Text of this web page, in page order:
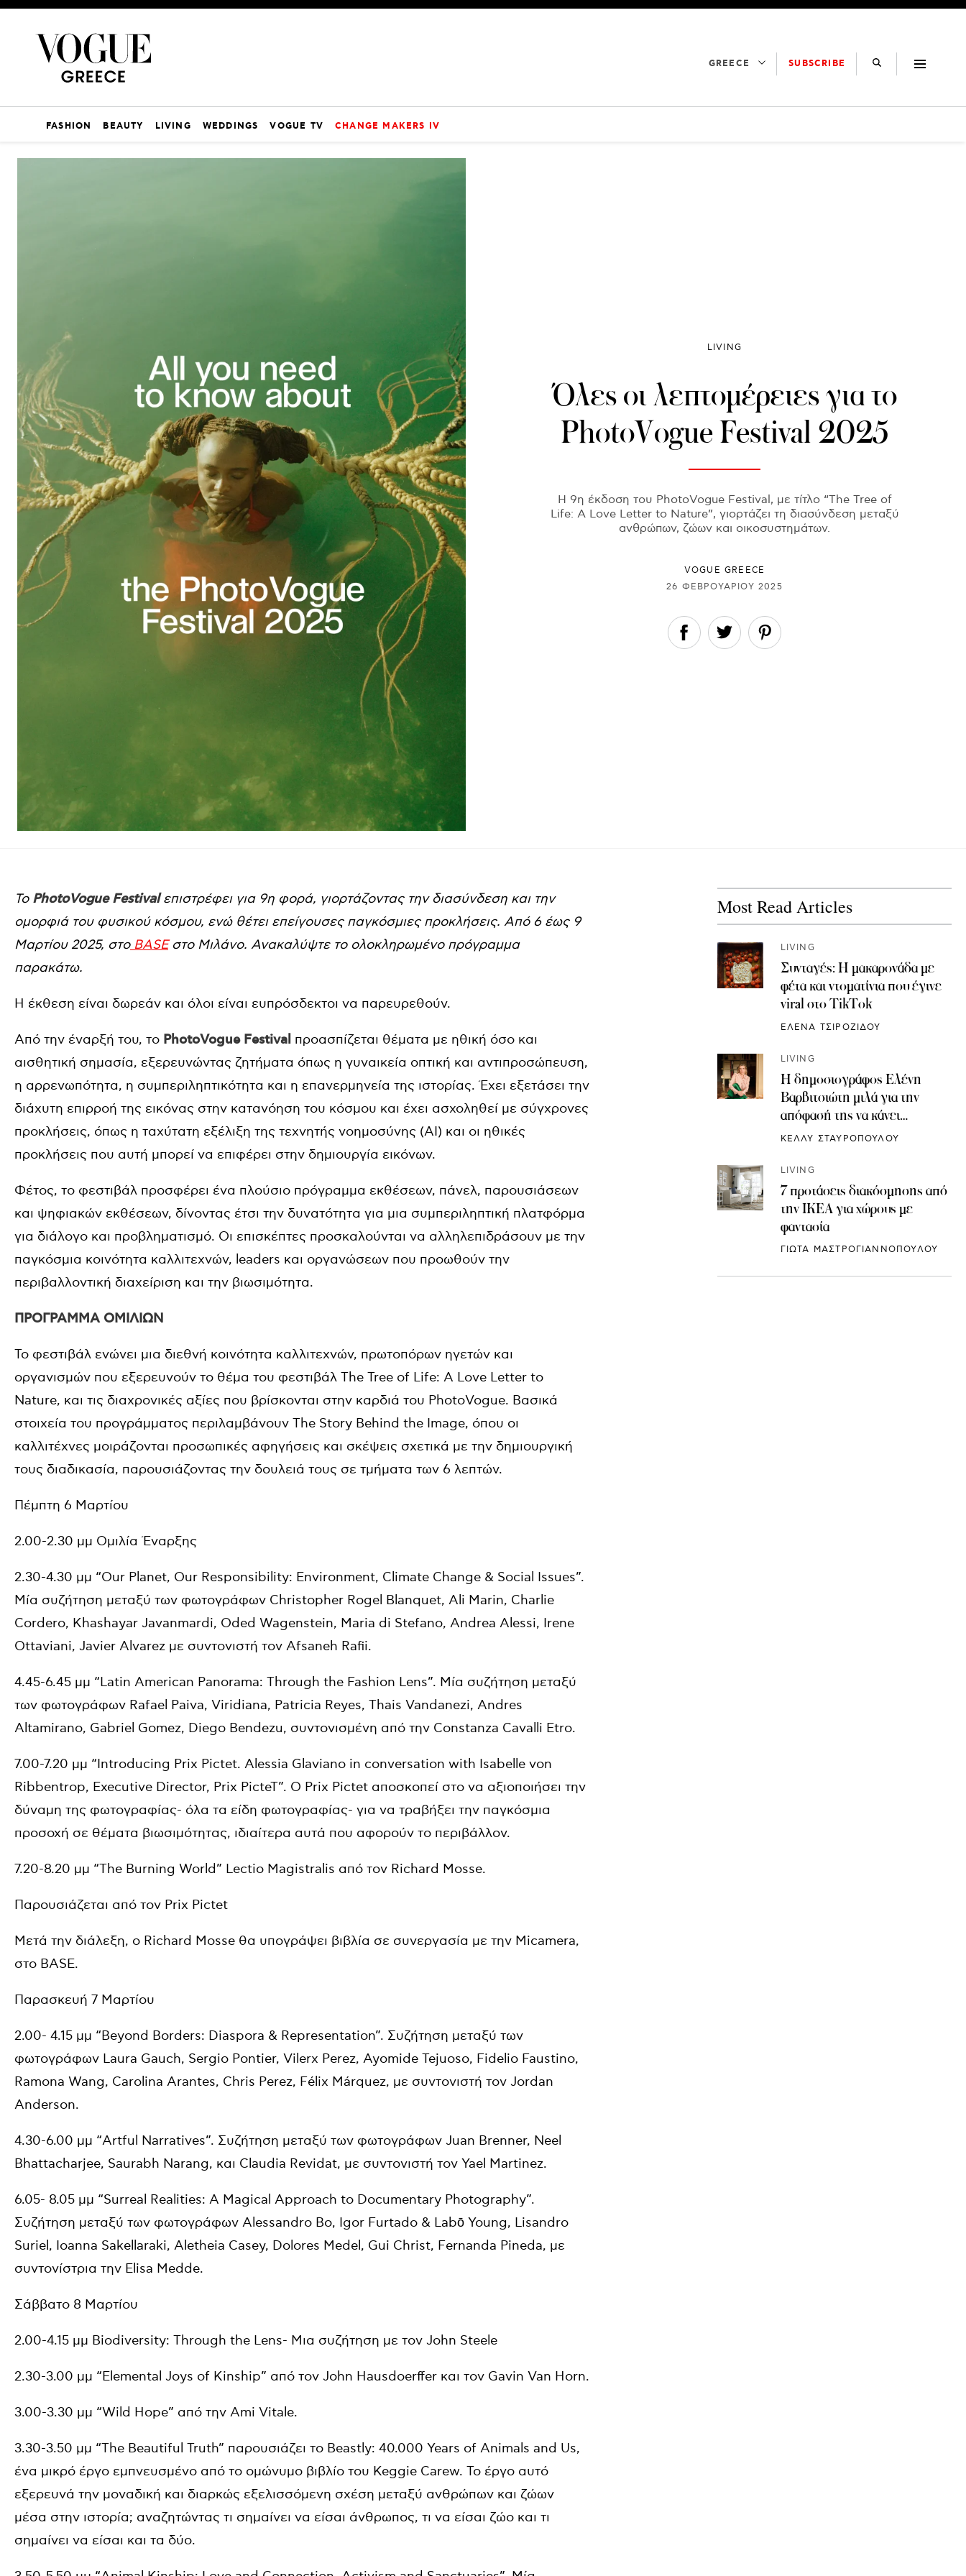
GREECE SUBSCRIBE
FASHION BEAUTY LIVING WEDDINGS VOGUE TV CHANGE MAKERS IV
LIVING
Όλες οι λεπτομέρειες για το
PhotoVogue Festival 2025
Η 9η έκδοση του PhotoVogue Festival, με τίτλο “The Tree of
Life: A Love Letter to Nature”, γιορτάζει τη διασύνδεση μεταξύ
ανθρώπων, ζώων και οικοσυστημάτων.
VOGUE GREECE
26 ΦΕΒΡΟΥΑΡΊΟΥ 2025
Το PhotoVogue Festivalεπιστρέφει για 9η φορά, γιορτάζοντας την διασύνδεση και την
ομορφιά του φυσικού κόσμου, ενώ θέτει επείγουσες παγκόσμιες προκλήσεις. Από 6 έως 9
Μαρτίου 2025, στοBASEστο Μιλάνο. Ανακαλύψτε το ολοκληρωμένο πρόγραμμα
παρακάτω.
H έκθεση είναι δωρεάν και όλοι είναι ευπρόσδεκτοι να παρευρεθούν.
Από την έναρξή του, το PhotoVogue Festival προασπίζεται θέματα με ηθική όσο και
αισθητική σημασία, εξερευνώντας ζητήματα όπως η γυναικεία οπτική και αντιπροσώπευση,
η αρρενωπότητα, η συμπεριληπτικότητα και η επανερμηνεία της ιστορίας. Έχει εξετάσει την
διάχυτη επιρροή της εικόνας στην κατανόηση του κόσμου και έχει ασχοληθεί με σύγχρονες
προκλήσεις, όπως η ταχύτατη εξέλιξη της τεχνητής νοημοσύνης (AI) και οι ηθικές
προκλήσεις που αυτή μπορεί να επιφέρει στην δημιουργία εικόνων.
Φέτος, το φεστιβάλ προσφέρει ένα πλούσιο πρόγραμμα εκθέσεων, πάνελ, παρουσιάσεων
και ψηφιακών εκθέσεων, δίνοντας έτσι την δυνατότητα για μια συμπεριληπτική πλατφόρμα
για διάλογο και προβληματισμό. Οι επισκέπτες προσκαλούνται να αλληλεπιδράσουν με την
παγκόσμια κοινότητα καλλιτεχνών, leaders και οργανώσεων που προωθούν την
περιβαλλοντική διαχείριση και την βιωσιμότητα.
ΠΡΟΓΡΑΜΜΑ ΟΜΙΛΙΩΝ
Το φεστιβάλ ενώνει μια διεθνή κοινότητα καλλιτεχνών, πρωτοπόρων ηγετών και
οργανισμών που εξερευνούν το θέμα του φεστιβάλ The Tree of Life: A Love Letter to
Nature, και τις διαχρονικές αξίες που βρίσκονται στην καρδιά του PhotoVogue. Βασικά
στοιχεία του προγράμματος περιλαμβάνουν The Story Behind the Image, όπου οι
καλλιτέχνες μοιράζονται προσωπικές αφηγήσεις και σκέψεις σχετικά με την δημιουργική
τους διαδικασία, παρουσιάζοντας την δουλειά τους σε τμήματα των 6 λεπτών.
Πέμπτη 6 Μαρτίου
2.00-2.30 μμ Ομιλία Έναρξης
2.30-4.30 μμ “Our Planet, Our Responsibility: Environment, Climate Change & Social Issues”.
Μία συζήτηση μεταξύ των φωτογράφων Christopher Rogel Blanquet, Ali Marin, Charlie
Cordero, Khashayar Javanmardi, Oded Wagenstein, Maria di Stefano, Andrea Alessi, Irene
Ottaviani, Javier Alvarez με συντονιστή τον Afsaneh Rafii.
4.45-6.45 μμ “Latin American Panorama: Through the Fashion Lens”. Μία συζήτηση μεταξύ
των φωτογράφων Rafael Paiva, Viridiana, Patricia Reyes, Thais Vandanezi, Andres
Altamirano, Gabriel Gomez, Diego Bendezu, συντονισμένη από την Constanza Cavalli Etro.
7.00-7.20 μμ “Introducing Prix Pictet. Alessia Glaviano in conversation with Isabelle von
Ribbentrop, Executive Director, Prix PicteT”. Ο Prix Pictet αποσκοπεί στο να αξιοποιήσει την
δύναμη της φωτογραφίας- όλα τα είδη φωτογραφίας- για να τραβήξει την παγκόσμια
προσοχή σε θέματα βιωσιμότητας, ιδιαίτερα αυτά που αφορούν το περιβάλλον.
7.20-8.20 μμ “The Burning World” Lectio Magistralis από τον Richard Mosse.
Παρουσιάζεται από τον Prix Pictet
Μετά την διάλεξη, ο Richard Mosse θα υπογράψει βιβλία σε συνεργασία με την Micamera,
στο BASE.
Παρασκευή 7 Μαρτίου
2.00- 4.15 μμ “Beyond Borders: Diaspora & Representation”. Συζήτηση μεταξύ των
φωτογράφων Laura Gauch, Sergio Pontier, Vilerx Perez, Ayomide Tejuoso, Fidelio Faustino,
Ramona Wang, Carolina Arantes, Chris Perez, Félix Márquez, με συντονιστή τον Jordan
Anderson.
4.30-6.00 μμ “Artful Narratives”. Συζήτηση μεταξύ των φωτογράφων Juan Brenner, Neel
Bhattacharjee, Saurabh Narang, και Claudia Revidat, με συντονιστή τον Yael Martinez.
6.05- 8.05 μμ “Surreal Realities: A Magical Approach to Documentary Photography”.
Συζήτηση μεταξύ των φωτογράφων Alessandro Bo, Igor Furtado & Labō Young, Lisandro
Suriel, Ioanna Sakellaraki, Aletheia Casey, Dolores Medel, Gui Christ, Fernanda Pineda, με
συντονίστρια την Elisa Medde.
Σάββατο 8 Μαρτίου
2.00-4.15 μμ Biodiversity: Through the Lens- Μια συζήτηση με τον John Steele
2.30-3.00 μμ “Elemental Joys of Kinship” από τον John Hausdoerffer και τον Gavin Van Horn.
3.00-3.30 μμ “Wild Hope” από την Ami Vitale.
3.30-3.50 μμ “The Beautiful Truth” παρουσιάζει το Beastly: 40.000 Years of Animals and Us,
ένα μικρό έργο εμπνευσμένο από το ομώνυμο βιβλίο του Keggie Carew. Το έργο αυτό
εξερευνά την μοναδική και διαρκώς εξελισσόμενη σχέση μεταξύ ανθρώπων και ζώων
μέσα στην ιστορία; αναζητώντας τι σημαίνει να είσαι άνθρωπος, τι να είσαι ζώο και τι
σημαίνει να είσαι και τα δύο.
Most Read Articles
LIVING
Συνταγές: H μακαρονάδα με
φέτα και ντοματίνια που έγινε
viral στο TikTok
ΕΛΕΝΑ ΤΣΙΡΟΖΙΔΟΥ
LIVING
Η δημοσιογράφος Ελένη
Βαρβιτσιώτη μιλά για την
απόφασή της να κάνει
κρυοσυντήρηση ωαρίων
ΚΕΛΛΥ ΣΤΑΥΡΟΠΟΥΛΟΥ
LIVING
7 προτάσεις διακόσμησης από
την IKEA για χώρους με
φαντασία
ΓΙΩΤΑ ΜΑΣΤΡΟΓΙΑΝΝΟΠΟΥΛΟΥ